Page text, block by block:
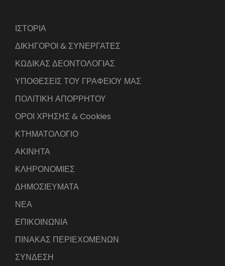
ΙΣΤΟΡΙΑ
ΔΙΚΗΓΟΡΟΙ & ΣΥΝΕΡΓΑΤΕΣ
ΚΩΔΙΚΑΣ ΔΕΟΝΤΟΛΟΓΙΑΣ
ΥΠΟΘΕΣΕΙΣ ΤΟΥ ΓΡΑΦΕΙΟΥ ΜΑΣ
ΠΟΛΙΤΙΚΗ ΑΠΟΡΡΗΤΟΥ
ΟΡΟΙ ΧΡΗΣΗΣ & Cookies
ΚΤΗΜΑΤΟΛΟΓΙΟ
ΑΚΙΝΗΤΑ
ΚΛΗΡΟΝΟΜΙΕΣ
ΔΗΜΟΣΙΕΥΜΑΤΑ
ΝΕΑ
ΕΠΙΚΟΙΝΩΝΙΑ
ΠΙΝΑΚΑΣ ΠΕΡΙΕΧΟΜΕΝΩΝ
ΣΥΝΔΕΣΗ